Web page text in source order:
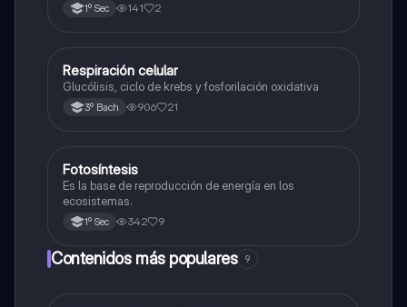
1º Sec 141 2
Biología
Respiración celular
Glucólisis, ciclo de krebs y fosforilación oxidativa
3º Bach 906 21
Biología
Fotosíntesis
Es la base de reproducción de energía en los
ecosistemas.
1º Sec 342 9
Contenidos más populares 9